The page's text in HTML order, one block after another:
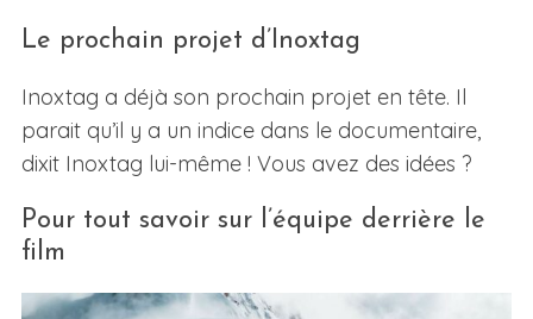
Le prochain projet d’Inoxtag
Inoxtag a déjà son prochain projet en tête. Il
parait qu’il y a un indice dans le documentaire,
dixit Inoxtag lui-même ! Vous avez des idées ?
Pour tout savoir sur l’équipe derrière le
film